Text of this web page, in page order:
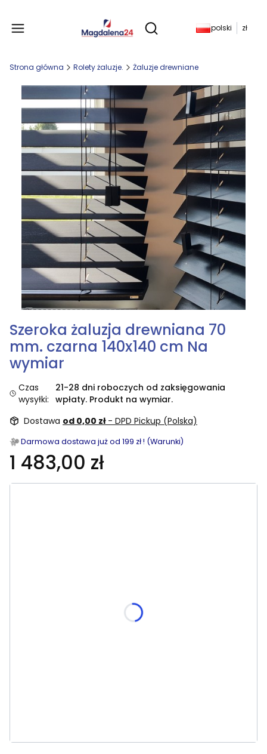
Otwórz wyszukiwarkę
Produkty w
polski zł
Strona główna Rolety żaluzje. Żaluzje drewniane
Szeroka żaluzja drewniana 70
mm. czarna 140x140 cm Na
wymiar
Czas
wysyłki:
21-28 dni roboczych od zaksięgowania
wpłaty. Produkt na wymiar.
Dostawa od 0,00 zł - DPD Pickup (Polska)
Darmowa dostawa już od 199 zł ! (Warunki)
1 483,00 zł